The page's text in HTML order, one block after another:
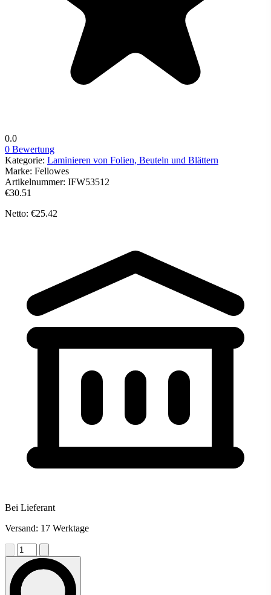
0.0
0 Bewertung
Kategorie: Laminieren von Folien, Beuteln und Blättern
Marke: Fellowes
Artikelnummer: IFW53512
€30.51
Netto: €25.42
Bei Lieferant
Versand: 17 Werktage